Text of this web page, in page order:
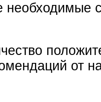
необходимые
от